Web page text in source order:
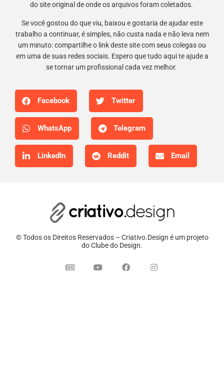
do site original de onde os arquivos foram coletados.
Se você gostou do que viu, baixou e gostaria de ajudar este
trabalho a continuar, é simples, não custa nada e não leva nem
um minuto: compartilhe o link deste site com seus colegas ou
em uma de suas redes sociais. Espero que tudo aqui te ajude a
se tornar um profissional cada vez melhor.
Facebook Twitter
WhatsApp Telegram
LinkedIn Reddit Email
© Todos os Direitos Reservados – Criativo.Design é um projeto
do Clube do Design.